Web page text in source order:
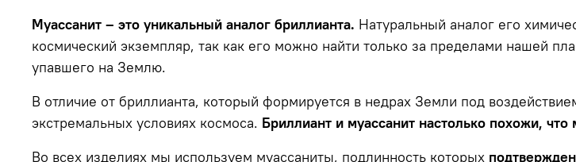
Муассанит – это уникальный аналог бриллианта. Натуральный аналог его
космический экземпляр, так как его можно найти только за пределами нашей
упавшего на Землю.
В отличие от бриллианта, который формируется в недрах Земли под
экстремальных условиях космоса. Бриллиант и муассанит настолько похожи,
Во всех изделиях мы используем муассаниты, подлинность которых